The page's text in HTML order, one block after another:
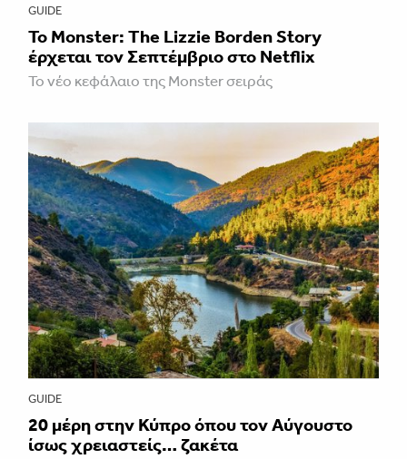
GUIDE
Το Monster: The Lizzie Borden Story
έρχεται τον Σεπτέμβριο στο Netflix
Το νέο κεφάλαιο της Monster σειράς
GUIDE
20 μέρη στην Κύπρο όπου τον Αύγουστο
ίσως χρειαστείς… ζακέτα